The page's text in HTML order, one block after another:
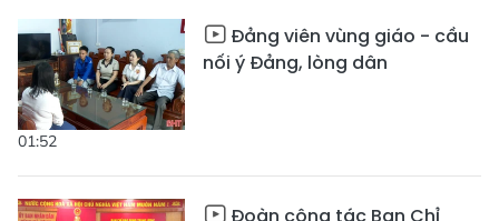
01:52
Đảng viên vùng giáo - cầu
nối ý Đảng, lòng dân